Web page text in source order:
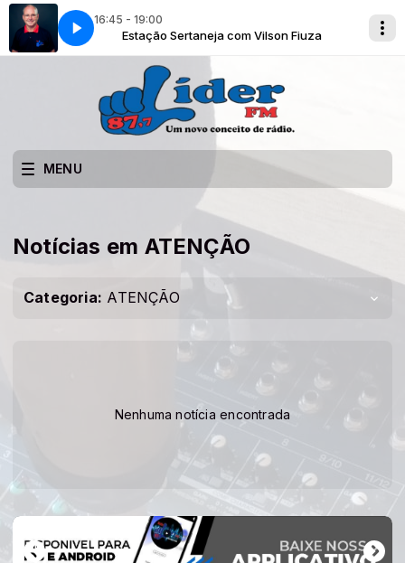
16:45 - 19:00
Fiuza Estação Sertaneja com Vilson Fiuza
MENU
Notícias em ATENÇÃO
Categoria: ATENÇÃO
Nenhuma notícia encontrada